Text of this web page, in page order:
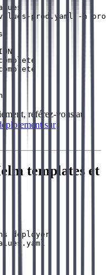
prod.yaml -n
référez-vous au
sur
templates et
déployer